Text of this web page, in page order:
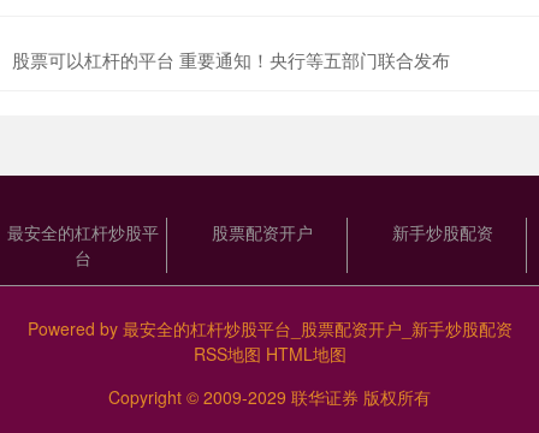
股票可以杠杆的平台 重要通知！央行等五部门联合发布
最安全的杠杆炒股平
台
股票配资开户 新手炒股配资
Powered by 最安全的杠杆炒股平台_股票配资开户_新手炒股配资
RSS地图 HTML地图
Copyright © 2009-2029 联华证券 版权所有